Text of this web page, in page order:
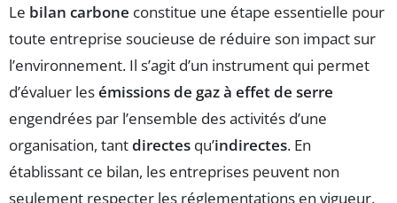
Le bilan carbone constitue une étape essentielle pour
toute entreprise soucieuse de réduire son impact sur
l’environnement. Il s’agit d’un instrument qui permet
d’évaluer lesémissions de gaz à effet de serre
engendrées par l’ensemble des activités d’une
organisation, tantdirectes qu’indirectes. En
établissant ce bilan, les entreprises peuvent non
seulement respecter les réglementations en vigueur,